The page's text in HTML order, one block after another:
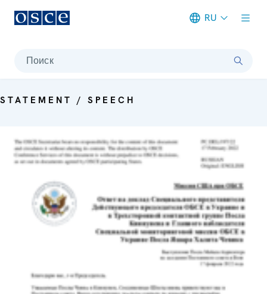
RU
Поиск
STATEMENT / SPEECH